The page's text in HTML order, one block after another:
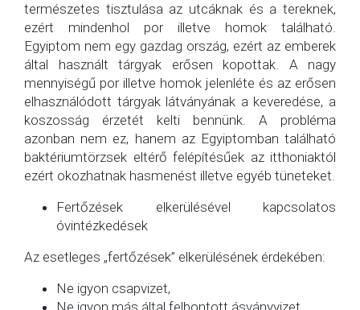
természetes tisztulása az utcáknak és a tereknek,
ezért mindenhol por illetve homok található.
Egyiptom nem egy gazdag ország, ezért az emberek
által használt tárgyak erősen kopottak. A nagy
mennyiségű por illetve homok jelenléte és az erősen
elhasználódott tárgyak látványának a keveredése, a
koszosság érzetét kelti bennünk. A probléma
azonban nem ez, hanem az Egyiptomban található
baktériumtörzsek eltérő felépítésűek az itthoniaktól
ezért okozhatnak hasmenést illetve egyéb tüneteket.
Fertőzések elkerülésével kapcsolatos
óvintézkedések
Az esetleges „fertőzések” elkerülésének érdekében:
Ne igyon csapvizet,
Ne igyon más által felbontott ásványvizet,